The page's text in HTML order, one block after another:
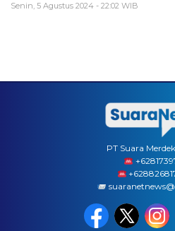
Senin, 5 Agustus 2024 - 22:02 WIB
PT Suara